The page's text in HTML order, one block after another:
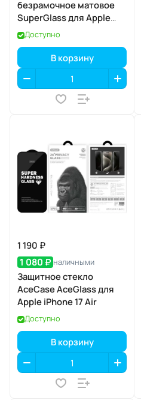
безрамочное матовое
SuperGlass для Apple
iPhone 17 Air
Доступно
В корзину
1 190 ₽
1 080 ₽ наличными
Защитное стекло
AceCase AceGlass для
Apple iPhone 17 Air
Доступно
В корзину